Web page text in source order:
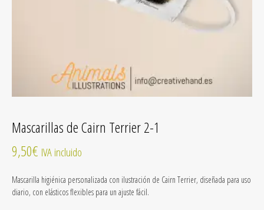
Mascarillas de Cairn Terrier 2-1
9,50€ IVA incluido
Mascarilla higiénica personalizada con ilustración de Cairn Terrier, diseñada para uso
diario, con elásticos flexibles para un ajuste fácil.